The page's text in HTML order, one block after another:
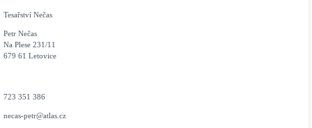
Tesařství Nečas
Petr Nečas
Na Plese 231/11
679 61 Letovice
723 351 386
necas-petr@atlas.cz